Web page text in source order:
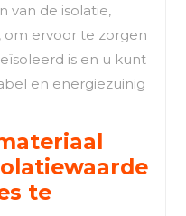
van de isolatie,
om ervoor te zorgen
is en u kunt
en energiezuinig
te